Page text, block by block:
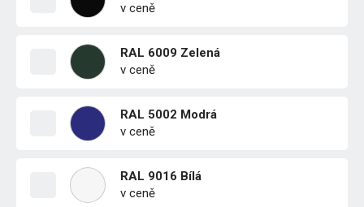
v ceně
RAL 6009 Zelená
v ceně
RAL 5002 Modrá
v ceně
RAL 9016 Bílá
v ceně